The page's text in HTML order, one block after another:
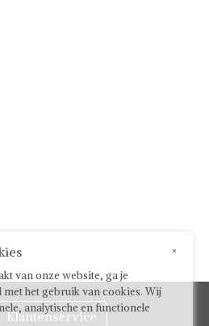
Klantenservice
×
van onze website, ga je
het gebruik van cookies. Wij
analytische en functionele